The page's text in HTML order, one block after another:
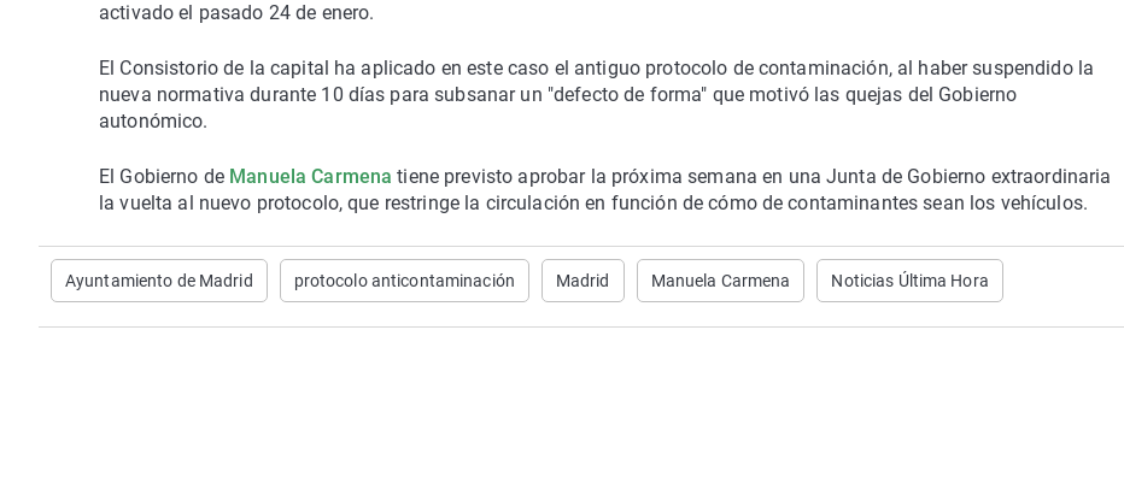
activado el pasado 24 de enero.
El Consistorio de la capital ha aplicado en este caso el antiguo protocolo de contaminación, al haber suspendido la
nueva normativa durante 10 días para subsanar un "defecto de forma" que motivó las quejas del Gobierno
autonómico.
El Gobierno de Manuela Carmena tiene previsto aprobar la próxima semana en una Junta de Gobierno extraordinaria
la vuelta al nuevo protocolo, que restringe la circulación en función de cómo de contaminantes sean los vehículos.
Ayuntamiento de Madrid protocolo anticontaminación Madrid Manuela Carmena Noticias Última Hora